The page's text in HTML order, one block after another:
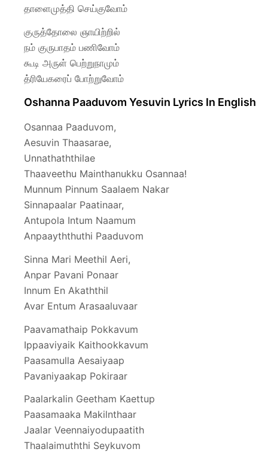
தாளைமுத்தி செய்குவோம்
குருத்தோலை ஞாயிற்றில்
நம் குருபாதம் பணிவோம்
கூடி அருள் பெற்றுநாமும்
த்ரியேகரைப் போற்றுவோம்
Oshanna Paaduvom Yesuvin Lyrics In English
Osannaa Paaduvom,
Aesuvin Thaasarae,
Unnathaththilae
Thaaveethu Mainthanukku Osannaa!
Munnum Pinnum Saalaem Nakar
Sinnapaalar Paatinaar,
Antupola Intum Naamum
Anpaayththuthi Paaduvom
Sinna Mari Meethil Aeri,
Anpar Pavani Ponaar
Innum En Akaththil
Avar Entum Arasaaluvaar
Paavamathaip Pokkavum
Ippaaviyaik Kaithookkavum
Paasamulla Aesaiyaap
Pavaniyaakap Pokiraar
Paalarkalin Geetham Kaettup
Paasamaaka Makilnthaar
Jaalar Veennaiyodupaatith
Thaalaimuththi Seykuvom